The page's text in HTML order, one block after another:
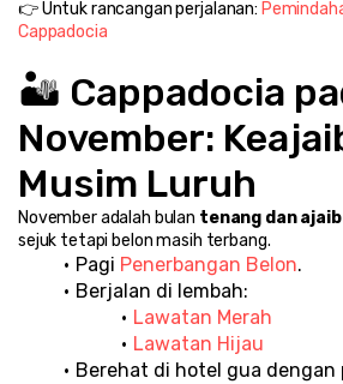
👉 Untuk rancangan perjalanan:
Cappadocia
🏜️ Cappadocia
November:
Musim Luruh
November adalah bulan tenang dan
sejuk tetapi belon masih terbang.
Pagi Penerbangan Belon.
Berjalan di lembah:
Lawatan Merah
Lawatan Hijau
Berehat di hotel gua dengan